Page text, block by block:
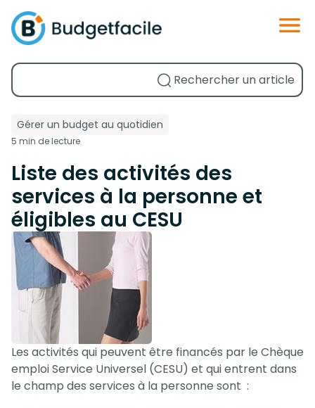
Gérer un budget au quotidien
5 min de lecture
Liste des activités des
services à la personne et
éligibles au CESU
Les activités qui peuvent être financés par le Chèque
emploi Service Universel (CESU) et qui entrent dans
le champ des services à la personne sont :